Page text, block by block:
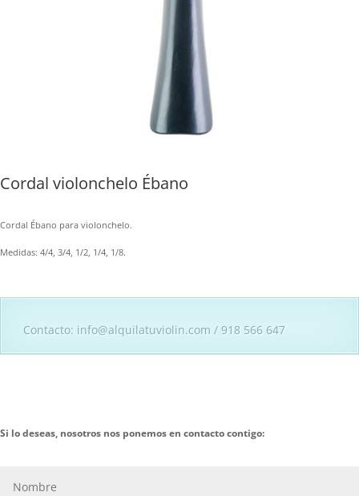
Cordal violonchelo Ébano
Cordal Ébano para violonchelo.
Medidas: 4/4, 3/4, 1/2, 1/4, 1/8.
Contacto: info@alquilatuviolin.com / 918 566 647
Si lo deseas, nosotros nos ponemos en contacto contigo: